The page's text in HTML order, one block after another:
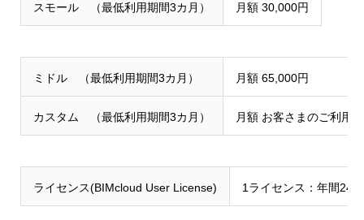
スモール （最低利用期間3カ月） 月額 30,000円
ミドル （最低利用期間3カ月） 月額 65,000円
カスタム （最低利用期間3カ月） 月額 お客さまのご利用
ライセンス(BIMcloud User License) 1ライセンス：年間